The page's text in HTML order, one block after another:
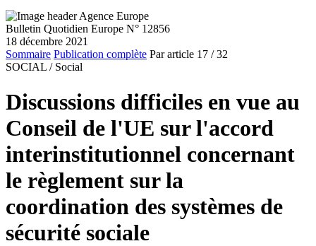
Bulletin Quotidien Europe N° 12856
18 décembre 2021
Sommaire Publication complète Par article 17 / 32
SOCIAL / Social
Discussions difficiles en vue au
Conseil de l'UE sur l'accord
interinstitutionnel concernant
le règlement sur la
coordination des systèmes de
sécurité sociale